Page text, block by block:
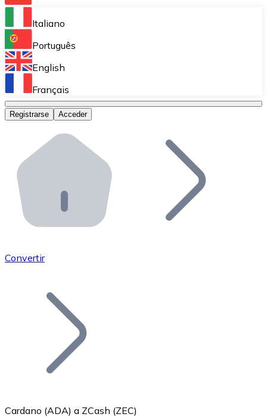
Bitnovo Ramp
Integra nuestra solución en tu plataforma.
Bitnovo Giftcards
Bitnovo OTC
Bitnovo ATM
Integra un ATM Bitnovo en tu negocio y permite que
Bitnovo API
Integra nuestra API en tu ecosistema.
Únete a nuestra red de distribuidores.
Añade tu proyecto a nuestro ecosistema.
Italiano
Português
English
Français
Registrarse Acceder
Convertir
Cardano (ADA) a ZCash (ZEC)